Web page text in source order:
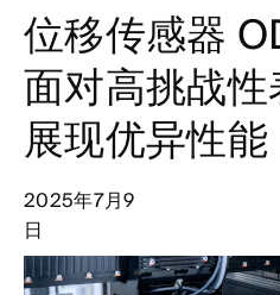
位移传感器
面对高挑战
展现优异性能
2025年7月9
日